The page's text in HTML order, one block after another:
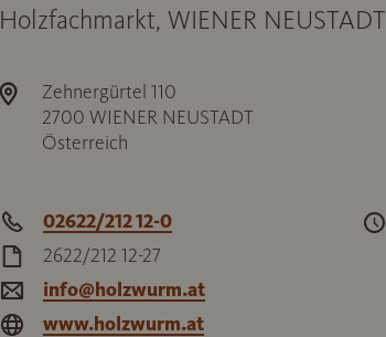
Holzfachmarkt, WIENER NEUSTADT
Zehnergürtel 110
2700 WIENER NEUSTADT
Österreich
02622/212 12-0
2622/212 12-27
info@holzwurm.at
www.holzwurm.at